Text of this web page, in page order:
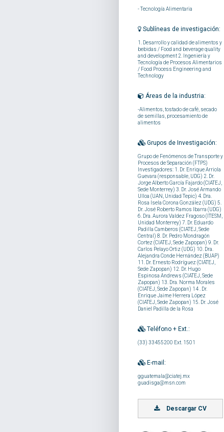
- Tecnología Alimentaria
Sublíneas de investigación:
1. Desarrollo y calidad de alimentos y
bebidas / Food and beverage quality
and development 2. Ingeniería y
Tecnología de Procesos Alimentarios
/ Food Process Engineering and
Technology
Áreas de la industria:
-Alimentos, tostado de café, secado
de semillas, procesamiento de
alimentos
Grupos de Investigación:
Grupo de Fenómenos de Transporte y
Procesos de Separación (FTPS)
Investigadores: 1. Dr. Enrique Arriola
Guevara (responsable, UDG) 2. Dr.
Jorge Alberto García Fajardo (CIATEJ,
Sede Monterrey) 3. Dr. José Armando
Ulloa (UAN, Unidad Tepic) 4. Dra.
Rosa Isela Corona González (UDG) 5.
Dr. José Roberto Ramos Ibarra (UDG)
6. Dra. Aurora Valdez Fragoso (ITESM,
Unidad Monterrey) 7. Dr. Eduardo
Padilla Camberos (CIATEJ, Sede
Central) 8. Dr. Pedro Mondragón
Cortez (CIATEJ, Sede Zapopan) 9. Dr.
Carlos Pelayo Ortiz (UDG) 10. Dra.
Alejandra Conde Hernández (BUAP)
11. Dr. Ernesto Rodríguez (CIATEJ,
Sede Zapopan) 12. Dr. Hugo
Espinosa Andrews (CIATEJ, Sede
Zapopan) 13. Dra. Norma Morales
(CIATEJ, Sede Zapopan) 14 . Dr.
Enrique Jaime Herrera López
(CIATEJ, Sede Zapopan) 15. Dr. José
Daniel Padilla de la Rosa
Teléfono + Ext.:
(33) 33455200 Ext. 1501
E-mail:
gguatemala@ciatej.mx
guadisga@msn.com
Descargar CV